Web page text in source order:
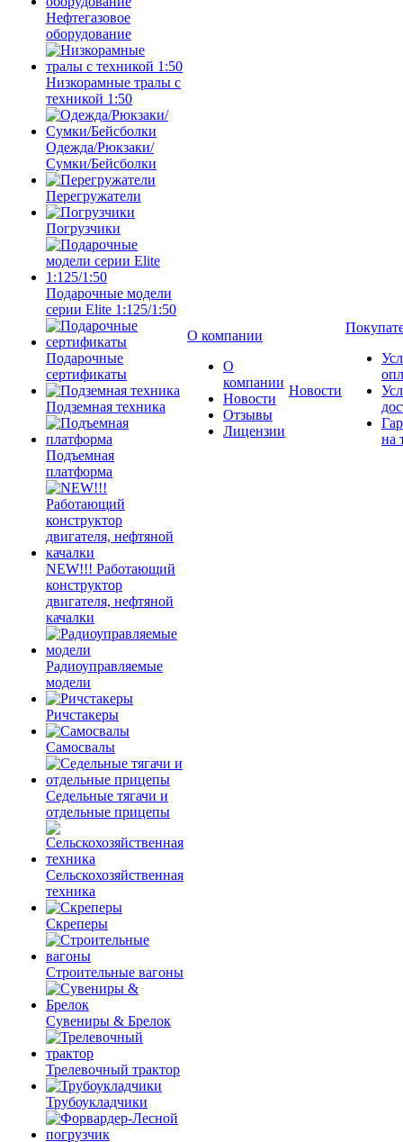
Нефтегазовое
оборудование
Низкорамные тралы с
техникой 1:50
Одежда/Рюкзаки/
Сумки/Бейсболки
Перегружатели
Погрузчики
Подарочные модели
серии Elite 1:125/1:50
Подарочные
сертификаты
Подземная техника
Подъемная
платформа
NEW!!! Работающий
конструктор
двигателя, нефтяной
качалки
Радиоуправляемые
модели
Ричстакеры
Самосвалы
Седельные тягачи и
отдельные прицепы
Сельскохозяйственная
техника
Скреперы
Строительные вагоны
Сувениры & Брелок
Трелевочный трактор
Трубоукладчики
О компании
О
компании
Новости
Отзывы
Лицензии
Новости
на